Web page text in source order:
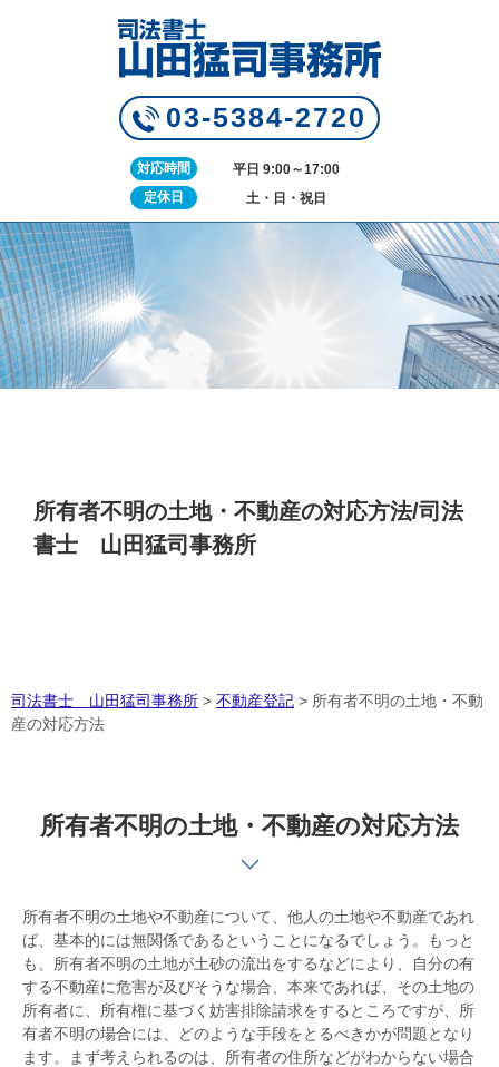
03-5384-2720
対応時間
平日 9:00～17:00
定休日
土・日・祝日
所有者不明の土地・不動産の対応方法/司法
書士 山田猛司事務所
司法書士 山田猛司事務所 > 不動産登記 > 所有者不明の土地・不動
産の対応方法
所有者不明の土地・不動産の対応方法
所有者不明の土地や不動産について、他人の土地や不動産であれ
ば、基本的には無関係であるということになるでしょう。もっと
も、所有者不明の土地が土砂の流出をするなどにより、自分の有
する不動産に危害が及びそうな場合、本来であれば、その土地の
所有者に、所有権に基づく妨害排除請求をするところですが、所
有者不明の場合には、どのような手段をとるべきかが問題となり
ます。まず考えられるのは、所有者の住所などがわからない場合